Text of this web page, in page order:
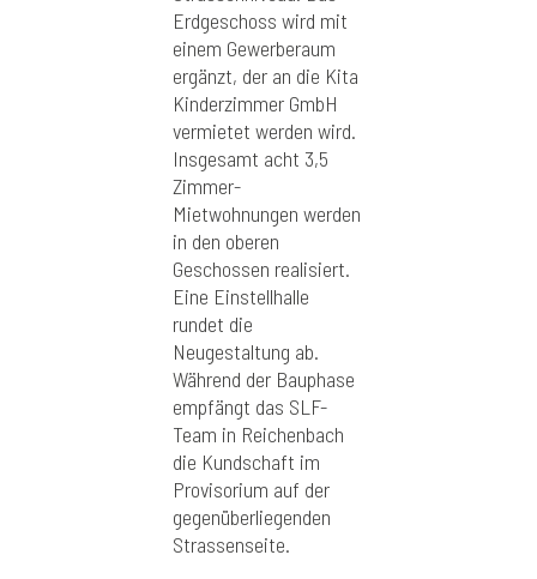
Erdgeschoss wird mit
einem Gewerberaum
ergänzt, der an die Kita
Kinderzimmer GmbH
vermietet werden wird.
Insgesamt acht 3,5
Zimmer-
Mietwohnungen werden
in den oberen
Geschossen realisiert.
Eine Einstellhalle
rundet die
Neugestaltung ab.
Während der Bauphase
empfängt das SLF-
Team in Reichenbach
die Kundschaft im
Provisorium auf der
gegenüberliegenden
Strassenseite.